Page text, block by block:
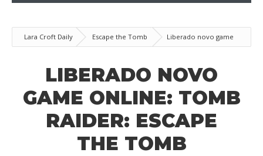
Lara Croft Daily Escape the Tomb
Liberado novo game
online: Tomb Raider: Escape the Tomb
LIBERADO NOVO
GAME ONLINE: TOMB
RAIDER: ESCAPE
THE TOMB